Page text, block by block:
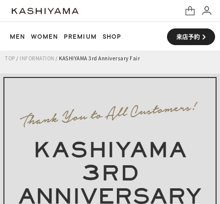
MEN WOMEN PREMIUM SHOP 来店予約
TOP / INFORMATION / KASHIYAMA 3rd Anniversary Fair